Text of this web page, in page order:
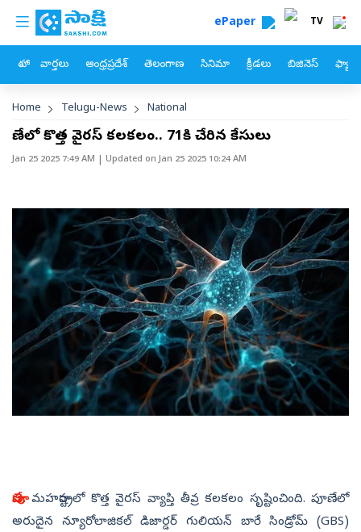
Skip to main content
custom menu ePaper TV
హోం వార్తలు ఆంధ్రప్రదేశ్ తెలంగాణ సినిమా క్రీడలు బిజినెస్
Breadcrumb
Home Telugu-News National
పూణేలో కొత్త వైరస్‌ కలకలం.. 71కి చేరిన కేసులు
Jan 25 2025 7:49 AM | Updated onJan 25 2025 10:24 AM
పూణే:మహరాష్ట్రలో కొత్త వైరస్‌ వ్యాప్తి తీవ్ర కలకలం సృష్టించింది. పూణేలో
అరుదైన న్యూరోలాజికల్ డిజార్డర్ గులియన్ బారే సిండ్రోమ్ (GBS)